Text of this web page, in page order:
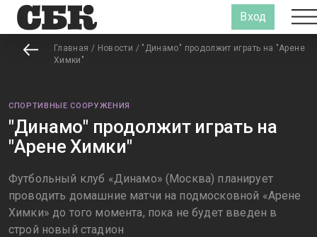
Вход
Главная / Новости / "Динамо" продолжит играть на "Арене
Химки"
СПОРТИВНЫЕ СООРУЖЕНИЯ
"Динамо" продолжит играть на
"Арене Химки"
Футбольный клуб «Динамо» (Москва) планирует
проводить домашние матчи на подмосковной «Арене
Химки» до того момента, пока не будет введен в
строй новый стадион